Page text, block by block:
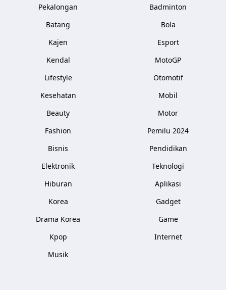
Pekalongan
Batang
Kajen
Kendal
Lifestyle
Kesehatan
Beauty
Fashion
Bisnis
Elektronik
Hiburan
Korea
Drama Korea
Kpop
Musik
Badminton
Bola
Esport
MotoGP
Otomotif
Mobil
Motor
Pemilu 2024
Pendidikan
Teknologi
Aplikasi
Gadget
Game
Internet